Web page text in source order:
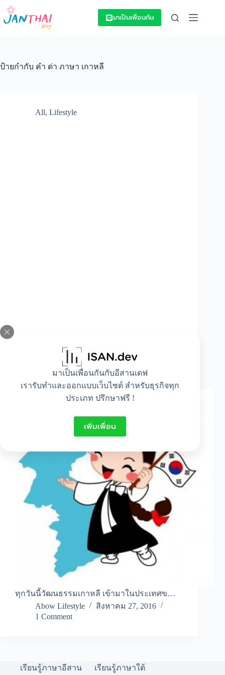
Skip
content
มาเป็นเพื่อนกันกับอีสานเดฟ
เรารับทำและออกแบบเว็บไซต์ สำหรับธุรกิจทุก
ประเภท ปรึกษาฟรี !
เพิ่มเพื่อน
มาเป็นเพื่อนกัน
ป้ายกำกับ คํา ด่า ภาษา เกาหลี
All, Lifestyle
ภาษาเกาหลีเบื้องต้น
ทุกวันนี้วัฒนธรรมเกาหลี เข้ามาในประเทศข…
Abow Lifestyle
สิงหาคม 27, 2016
1 Comment
เรียนรู้ภาษาอีสาน เรียนรู้ภาษาใต้